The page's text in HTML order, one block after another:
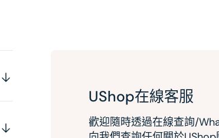
UShop在線客服
歡迎隨時透過在線查詢/